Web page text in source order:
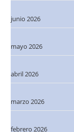
junio 2026
mayo 2026
abril 2026
marzo 2026
febrero 2026